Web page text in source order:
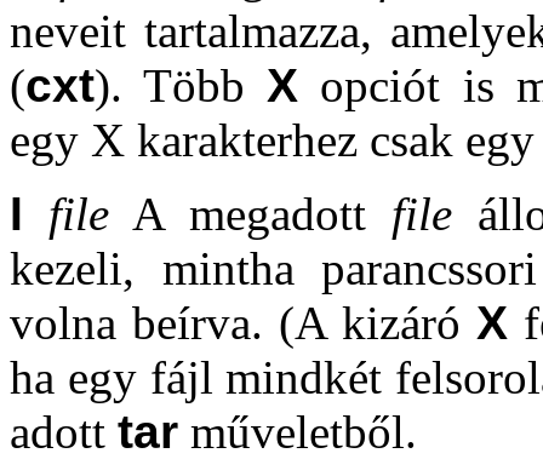
neveit tartalmazza,
(cxt). Több X opciót is
egy X karakterhez csak
I file A megadott file
kezeli, mintha
volna beírva. (A kizáró X
ha egy fájl mindkét
adott tar műveletből.